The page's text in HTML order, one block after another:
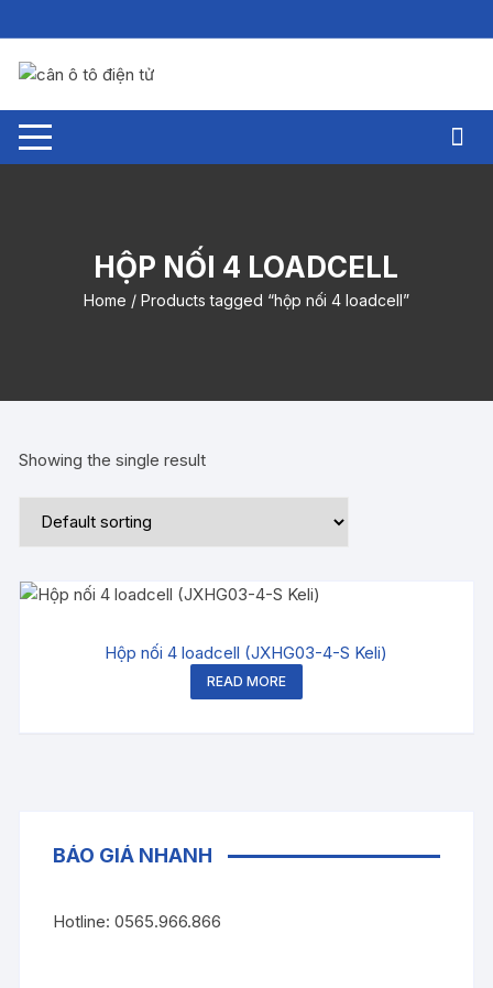
tới
nội
HỘP NỐI 4 LOADCELL
Home / Products tagged “hộp nối 4 loadcell”
Showing the single result
Hộp nối 4 loadcell (JXHG03-4-S Keli)
READ MORE
BÁO GIÁ NHANH
Hotline: 0565.966.866